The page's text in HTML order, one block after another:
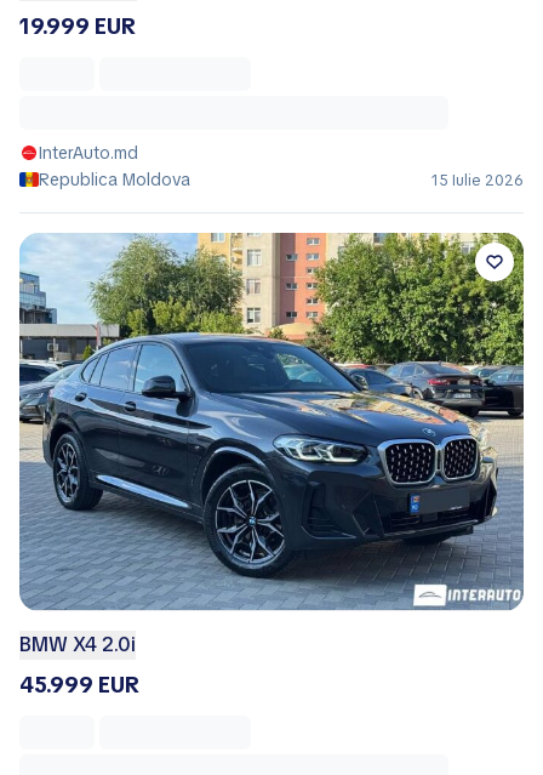
19.999 EUR
InterAuto.md
Republica Moldova
15 Iulie 2026
BMW X4 2.0i
45.999 EUR